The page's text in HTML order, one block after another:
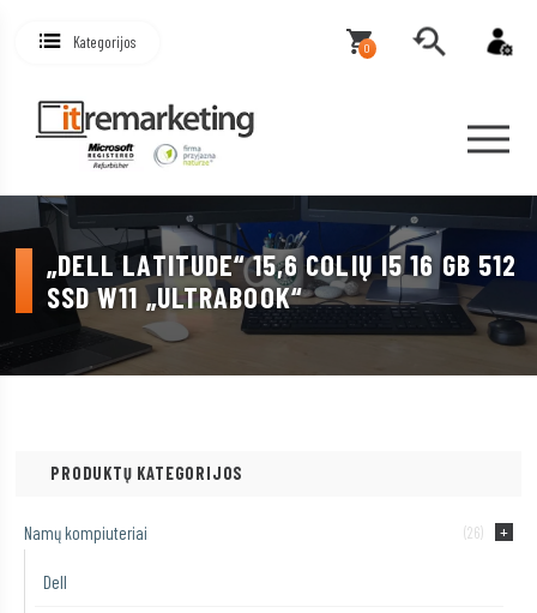
Kategorijos 0
„DELL LATITUDE“ 15,6 COLIŲ I5 16 GB 512
SSD W11 „ULTRABOOK“
PRODUKTŲ KATEGORIJOS
Namų kompiuteriai (26)
Dell